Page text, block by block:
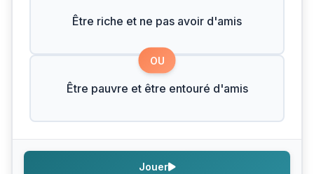
Être riche et ne pas avoir d'amis
OU
Être pauvre et être entouré d'amis
Jouer